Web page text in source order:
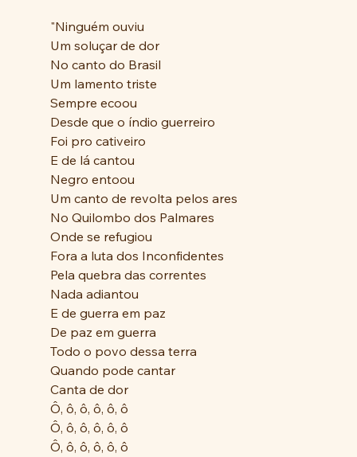
"Ninguém ouviu
Um soluçar de dor
No canto do Brasil
Um lamento triste
Sempre ecoou
Desde que o índio guerreiro
Foi pro cativeiro
E de lá cantou
Negro entoou
Um canto de revolta pelos ares
No Quilombo dos Palmares
Onde se refugiou
Fora a luta dos Inconfidentes
Pela quebra das correntes
Nada adiantou
E de guerra em paz
De paz em guerra
Todo o povo dessa terra
Quando pode cantar
Canta de dor
Ô, ô, ô, ô, ô, ô
Ô, ô, ô, ô, ô, ô
Ô, ô, ô, ô, ô, ô